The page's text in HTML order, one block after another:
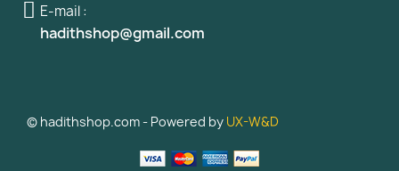
E-mail :
hadithshop@gmail.com
© hadithshop.com - Powered by UX-W&D